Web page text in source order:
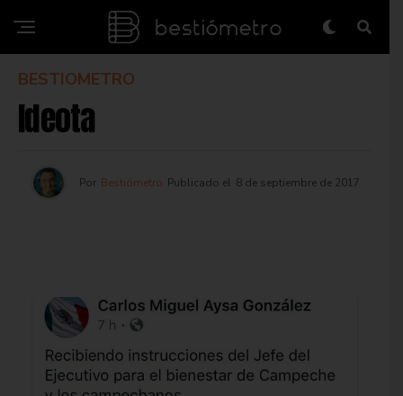
BESTIOMETRO
Ideota
Por Bestiómetro Publicado el 8 de septiembre de 2017